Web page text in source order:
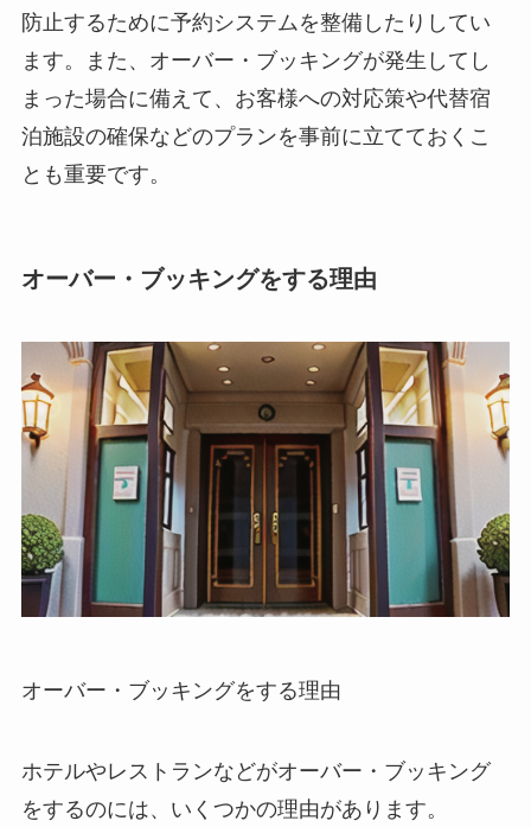
防止するために予約システムを整備したりしてい
ます。また、オーバー・ブッキングが発生してし
まった場合に備えて、お客様への対応策や代替宿
泊施設の確保などのプランを事前に立てておくこ
とも重要です。
オーバー・ブッキングをする理由
オーバー・ブッキングをする理由
ホテルやレストランなどがオーバー・ブッキング
をするのには、いくつかの理由があります。